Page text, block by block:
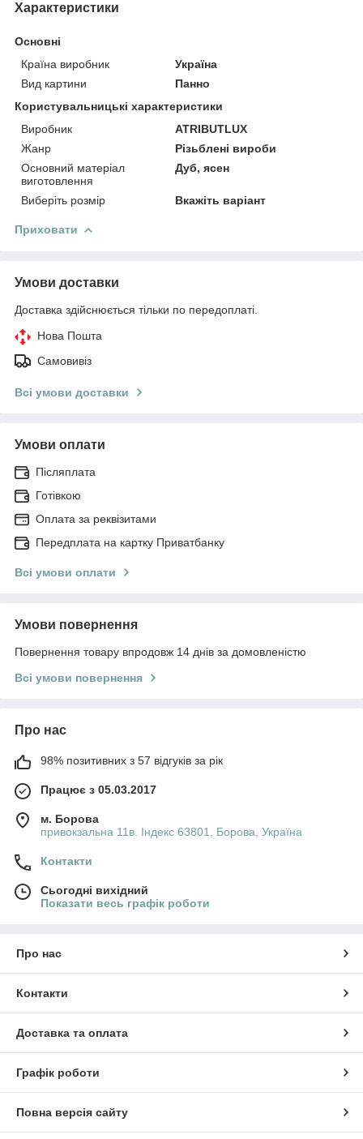
Характеристики
Основні
Країна виробник
Україна
Вид картини
Панно
Користувальницькі характеристики
Виробник
ATRIBUTLUX
Жанр
Різьблені вироби
Основний матеріал
виготовлення
Дуб, ясен
Виберіть розмір Вкажіть варіант
Приховати
Умови доставки
Доставка здійснюється тільки по передоплаті.
Нова Пошта
Самовивіз
Всі умови доставки
Умови оплати
Післяплата
Готівкою
Оплата за реквізитами
Передплата на картку Приватбанку
Всі умови оплати
Умови повернення
Повернення товару впродовж 14 днів за домовленістю
Всі умови повернення
Про нас
98% позитивних з 57 відгуків за рік
Працює з 05.03.2017
м. Борова
привокзальна 11в. Індекс 63801, Борова, Україна
Контакти
Сьогодні вихідний
Показати весь графік роботи
Про нас
Контакти
Доставка та оплата
Графік роботи
Повна версія сайту